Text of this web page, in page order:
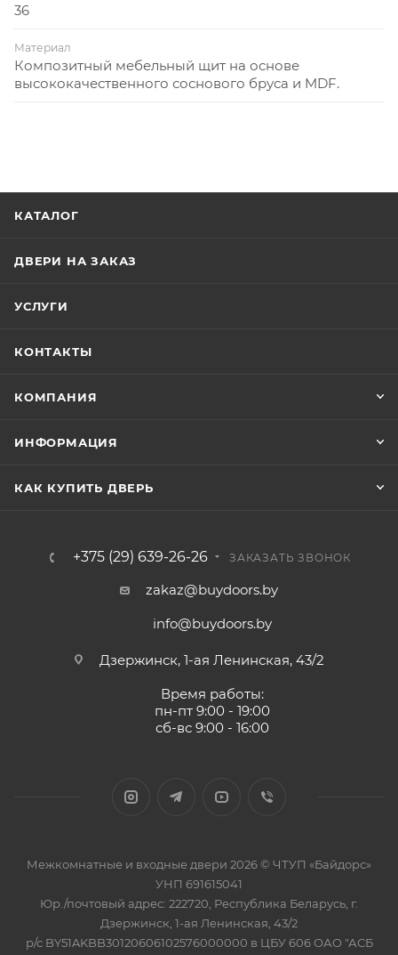
36
Материал
Композитный мебельный щит на основе
высококачественного соснового бруса и MDF.
КАТАЛОГ
ДВЕРИ НА ЗАКАЗ
УСЛУГИ
КОНТАКТЫ
КОМПАНИЯ
ИНФОРМАЦИЯ
КАК КУПИТЬ ДВЕРЬ
+375 (29) 639-26-26 ЗАКАЗАТЬ ЗВОНОК
zakaz@buydoors.by
info@buydoors.by
Дзержинск, 1-ая Ленинская, 43/2
Время работы:
пн-пт 9:00 - 19:00
сб-вс 9:00 - 16:00
Межкомнатные и входные двери 2026 © ЧТУП «Байдорс»
УНП 691615041
Юр./почтовый адрес: 222720, Республика Беларусь, г.
Дзержинск, 1-ая Ленинская, 43/2
р/с BY51AKBB30120606102576000000 в ЦБУ 606 ОАО "АСБ